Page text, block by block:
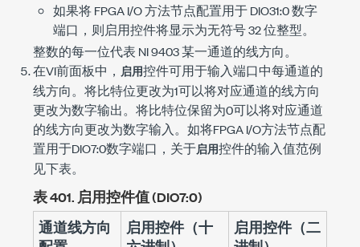
如果将 FPGA I/O 方法节点配置用于 DIO31:0 数字
端口，则启用控件将显示为无符号 32 位整型。
整数的每一位代表 NI 9403 某一通道的线方向。
在VI前面板中， 启用控件可用于输入端口中每通道的
线方向。将比特位更改为1可以将对应通道的线方向
更改为数字输出。将比特位保留为0可以将对应通道
的线方向更改为数字输入。如将FPGA I/O方法节点配
置用于DIO7:0数字端口，关于启用控件的输入值范例
见下表。
表 401. 启用控件值 (DIO7:0)
通道线方向
启用控件（十
启用控件（二